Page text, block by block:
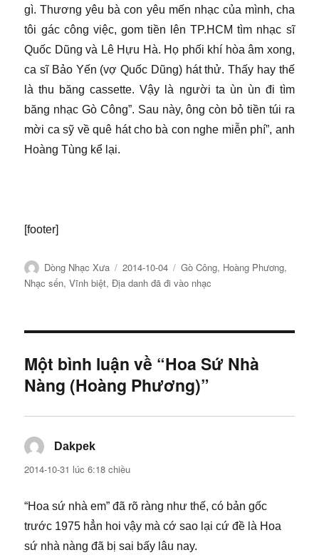
gì. Thương yêu bà con yêu mến nhạc của mình, cha
tôi gác công việc, gom tiền lên TP.HCM tìm nhạc sĩ
Quốc Dũng và Lê Hựu Hà. Họ phối khí hòa âm xong,
ca sĩ Bảo Yến (vợ Quốc Dũng) hát thử. Thấy hay thế
là thu băng cassette. Vậy là người ta ùn ùn đi tìm
băng nhạc Gò Công”. Sau này, ông còn bỏ tiền túi ra
mời ca sỹ về quê hát cho bà con nghe miễn phí”, anh
Hoàng Tùng kể lại.
[footer]
Tác
giả
Dòng Nhạc Xưa
Đăng
ngày
2014-10-04
Chuyên
mục
Gò Công, Hoàng Phương,
Nhạc sến,Vĩnh biệt,Địa danh đã đi vào nhạc
Một bình luận về “Hoa Sứ Nhà
Nàng (Hoàng Phương)”
Dakpek
2014-10-31 lúc 6:18 chiều
“Hoa sứ nhà em” đã rõ ràng như thế, có bản gốc
trước 1975 hẳn hoi vậy mà cớ sao lại cứ đề là Hoa
sứ nhà nàng đã bị sai bấy lâu nay.